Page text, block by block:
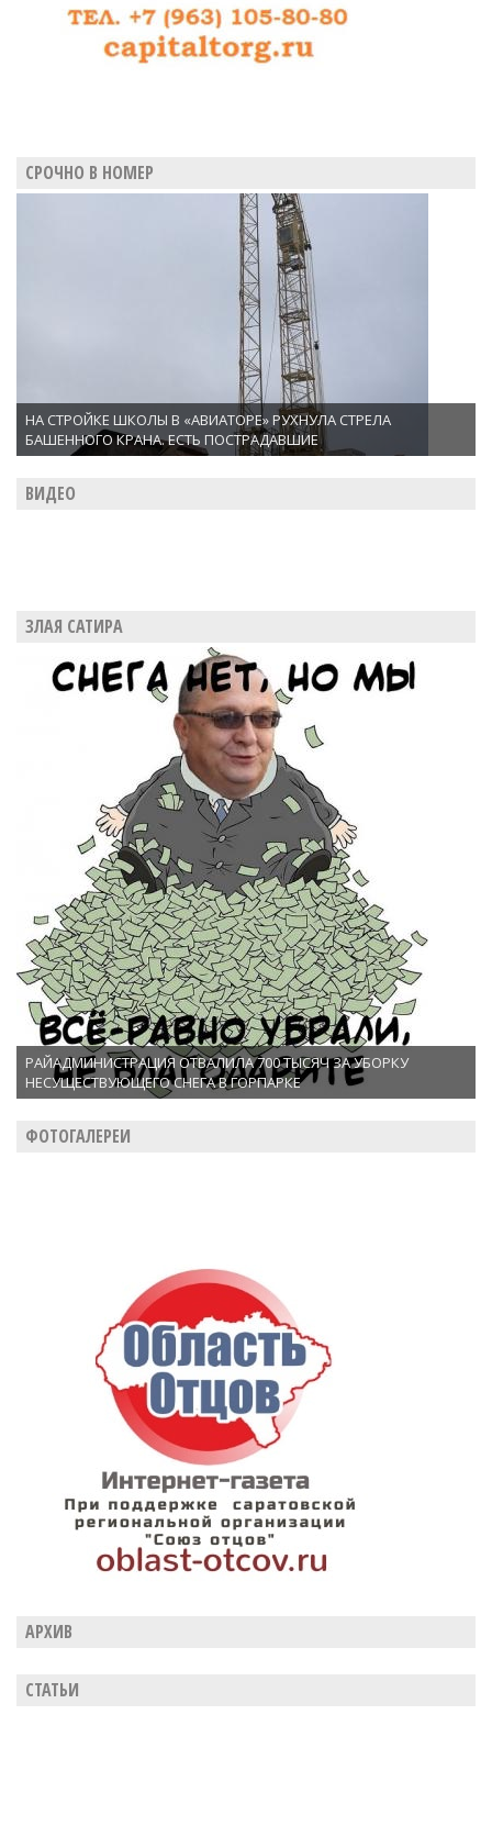
СРОЧНО В НОМЕР
НА СТРОЙКЕ ШКОЛЫ В «АВИАТОРЕ» РУХНУЛА СТРЕЛА
БАШЕННОГО КРАНА. ЕСТЬ ПОСТРАДАВШИЕ
ВИДЕО
ЗЛАЯ САТИРА
РАЙАДМИНИСТРАЦИЯ ОТВАЛИЛА 700 ТЫСЯЧ ЗА УБОРКУ
НЕСУЩЕСТВУЮЩЕГО СНЕГА В ГОРПАРКЕ
ФОТОГАЛЕРЕИ
АРХИВ
СТАТЬИ